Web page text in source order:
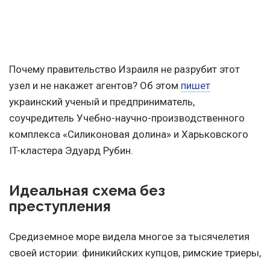
Почему правительство Израиля не разрубит этот
узел и не накажет агентов? Об этом пишет
украинский ученый и предприниматель,
соучредитель Учебно-научно-производственного
комплекса «Силиконовая долина» и Харьковского
IT-кластера Эдуард Рубин.
Идеальная схема без
преступления
Средиземное море видела многое за тысячелетия
своей истории: финикийских купцов, римские триеры,